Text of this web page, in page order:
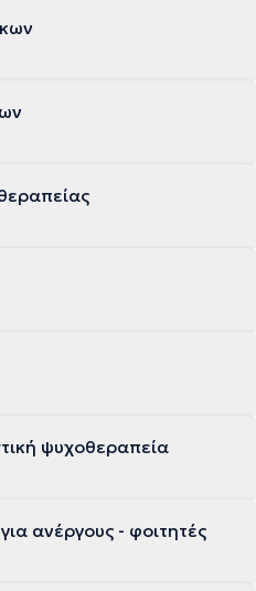
ψυχοθεραπεία
ανέργους - φοιτητές